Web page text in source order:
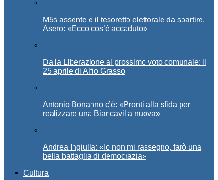
M5s assente e il tesoretto elettorale da spartire,
Asero: «Ecco cos’è accaduto»
Dalla Liberazione al prossimo voto comunale: il
25 aprile di Alfio Grasso
Antonio Bonanno c’è: «Pronti alla sfida per
realizzare una Biancavilla nuova»
Andrea Ingiulla: «Io non mi rassegno, farò una
bella battaglia di democrazia»
Cultura